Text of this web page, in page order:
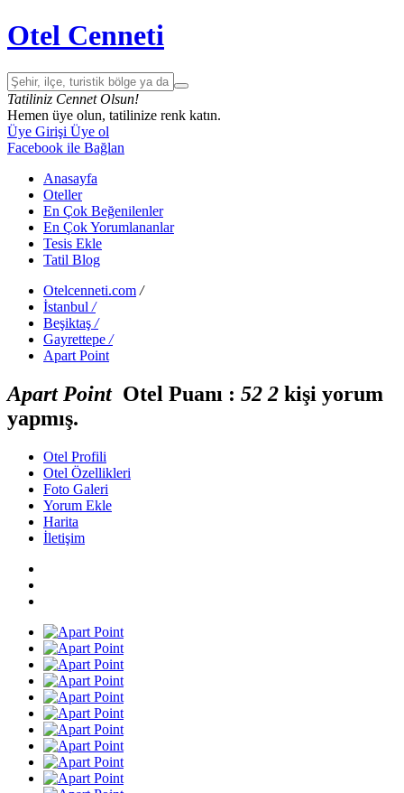
Otel Cenneti
Tatiliniz Cennet Olsun!
Hemen üye olun, tatilinize renk katın.
Üye Girişi Üye ol
Facebook ile Bağlan
Anasayfa
Oteller
En Çok Beğenilenler
En Çok Yorumlananlar
Tesis Ekle
Tatil Blog
Otelcenneti.com /
İstanbul /
Beşiktaş /
Gayrettepe /
Apart Point
Apart PointOtel Puanı : 52 2 kişi yorum
yapmış.
Otel Profili
Otel Özellikleri
Foto Galeri
Yorum Ekle
Harita
İletişim